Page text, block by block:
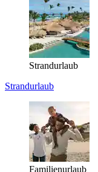
Strandurlaub
Strandurlaub
Familienurlaub